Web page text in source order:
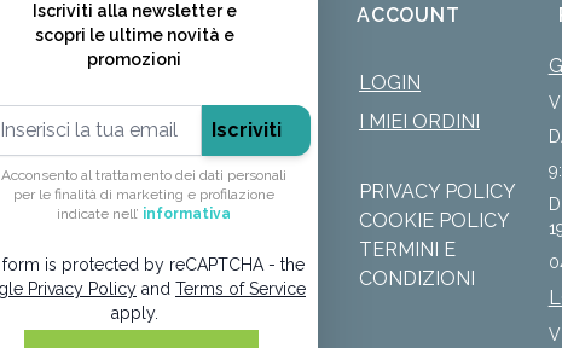
Iscriviti alla newsletter e
scopri le ultime novità e
promozioni
Indirizzo email
Iscriviti
Acconsento al trattamento dei dati personali
per le finalità di marketing e profilazione
indicate nell’ informativa
is protected by reCAPTCHA - the
Privacy Policy and Terms of Service
apply.
ACCOUNT
LOGIN
I MIEI ORDINI
PRIVACY POLICY
COOKIE POLICY
TERMINI E
CONDIZIONI